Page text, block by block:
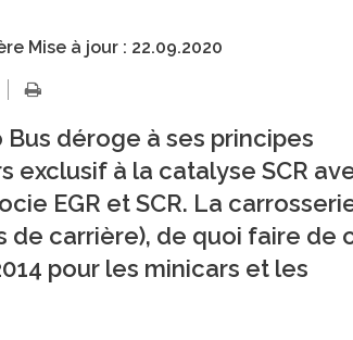
Mise à jour : 22.09.2020
déroge à ses principes
à la catalyse SCR
EGR et SCR. La
de carrière), de quoi faire de
pour les minicars et les